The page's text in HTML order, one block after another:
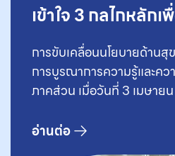
เข้าใจ 3 กลไกหลัก
สิทธิประโยชน์ของป
การขับเคลื่อนนโยบายด้านสุ
การบูรณาการความรู้และค
ภาคส่วน เมื่อวันที่ 3 เมษาย
สุขภาพ (HITAP) นำโดยทีม
อ่านต่อ